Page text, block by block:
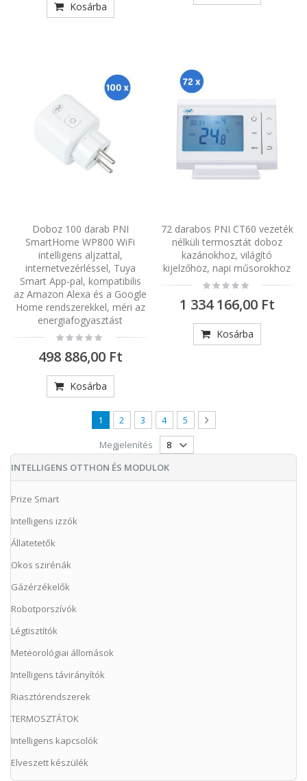
Kosárba
Doboz 100 darab PNI
SmartHome WP800 WiFi
intelligens aljzattal,
internetvezérléssel, Tuya
Smart App-pal, kompatibilis
az Amazon Alexa és a Google
Home rendszerekkel, méri az
energiafogyasztást
Rating:
0%
498 886,00 Ft
Kosárba
72 darabos PNI CT60 vezeték
nélküli termosztát doboz
kazánokhoz, világító
kijelzőhöz, napi műsorokhoz
Rating:
0%
1 334 166,00 Ft
Kosárba
Oldal
You're currently reading page
1 Oldal
2 Oldal
3 Oldal
4 Oldal
5 Oldal
Következő
Megjelenítés
INTELLIGENS OTTHON ÉS MODULOK
Prize Smart
Intelligens izzók
Állatetetők
Okos szirénák
Gázérzékelők
Robotporszívók
Légtisztítók
Meteorológiai állomások
Intelligens távirányítók
Riasztórendszerek
TERMOSZTÁTOK
Intelligens kapcsolók
Elveszett készülék